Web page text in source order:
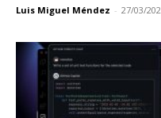
Luis Miguel Méndez - 27/03/